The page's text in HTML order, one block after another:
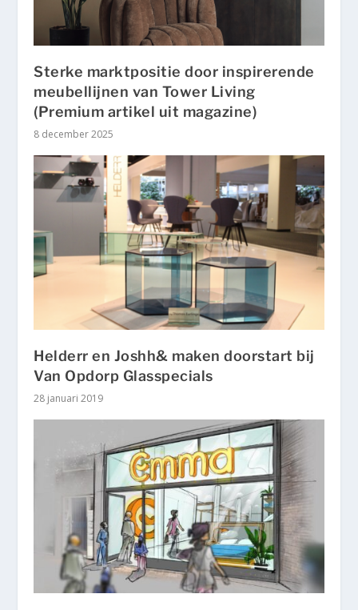
Sterke marktpositie door inspirerende
meubellijnen van Tower Living
(Premium artikel uit magazine)
8 december 2025
Helderr en Joshh& maken doorstart bij
Van Opdorp Glasspecials
28 januari 2019